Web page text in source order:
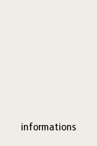
informations